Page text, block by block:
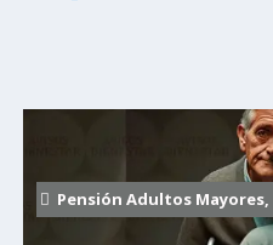
Pensión Adultos Mayores,